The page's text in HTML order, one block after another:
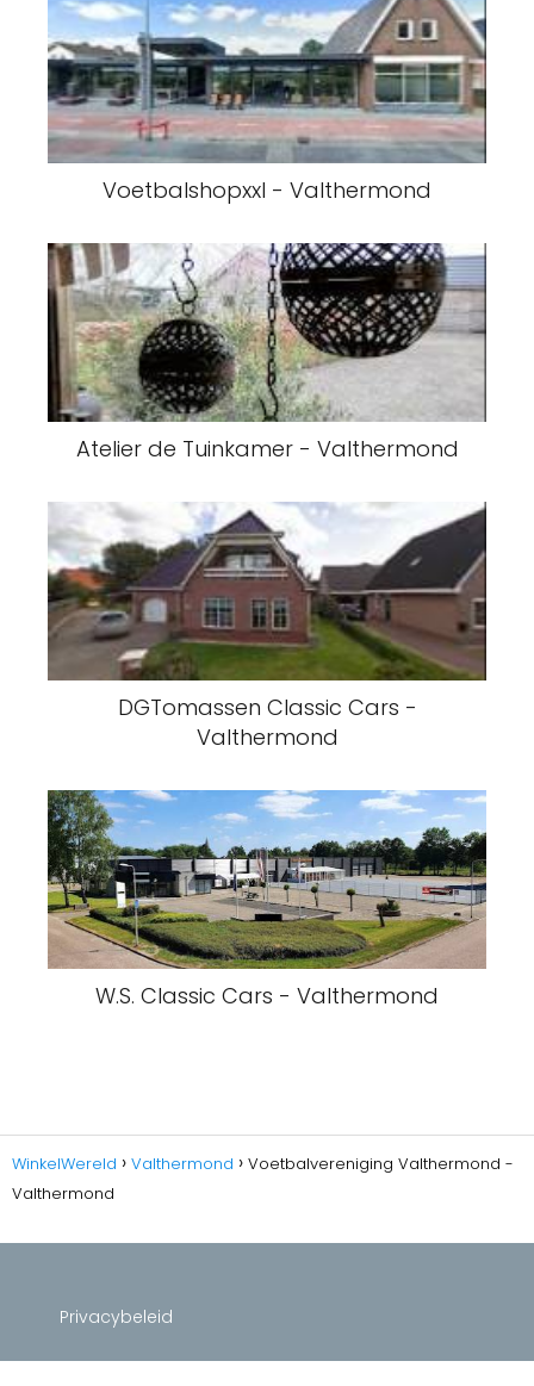
Voetbalshopxxl - Valthermond
Atelier de Tuinkamer - Valthermond
DGTomassen Classic Cars -
Valthermond
W.S. Classic Cars - Valthermond
WinkelWereld Valthermond
Voetbalvereniging Valthermond -
Valthermond
Privacybeleid